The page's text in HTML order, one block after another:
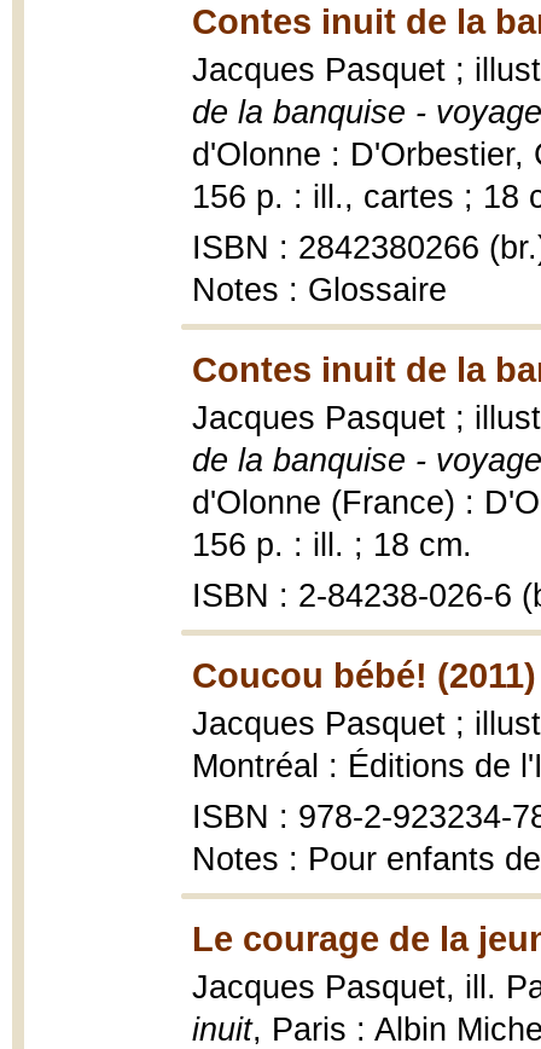
Contes inuit de la
Jacques Pasquet ;
de la banquise -
d'Olonne : D'Orbestier,
156 p. : ill., cartes ; 18
ISBN : 2842380266
Notes : Glossaire
Contes inuit de la
Jacques Pasquet ;
de la banquise -
d'Olonne (France) :
156 p. : ill. ; 18 cm.
ISBN : 2-84238-026-6
Coucou bébé! (2011)
Jacques Pasquet ;
Montréal : Éditions de
ISBN : 978-2-923234-
Notes : Pour enfants
Le courage de la
Jacques Pasquet, ill.
inuit, Paris : Albin